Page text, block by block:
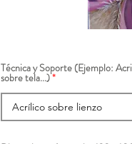
Técnica y Soporte (Ejemplo:
sobre tela...)